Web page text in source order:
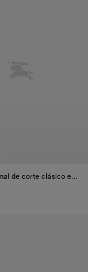
Camisa formal de corte clásico en popelina de algodón